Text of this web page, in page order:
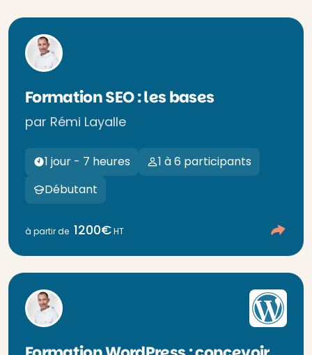
Formation SEO : les bases
par Rémi Layalle
1 jour - 7 heures
1 à 6 participants
Débutant
à partir de 1200€HT